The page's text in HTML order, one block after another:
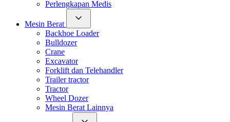
Perlengkapan Medis
Mesin Berat
Backhoe Loader
Bulldozer
Crane
Excavator
Forklift dan Telehandler
Trailer tractor
Tractor
Wheel Dozer
Mesin Berat Lainnya